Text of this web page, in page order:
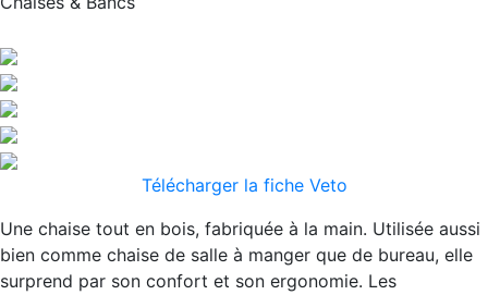
Télécharger la fiche Veto
Une chaise tout en bois, fabriquée à la main. Utilisée aussi
bien comme chaise de salle à manger que de bureau, elle
surprend par son confort et son ergonomie. Les